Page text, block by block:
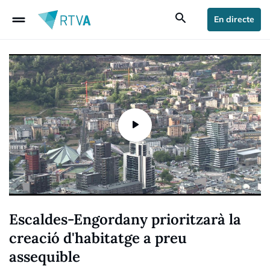
drag_handle search En directe
Escaldes-Engordany prioritzarà la
creació d'habitatge a preu
assequible